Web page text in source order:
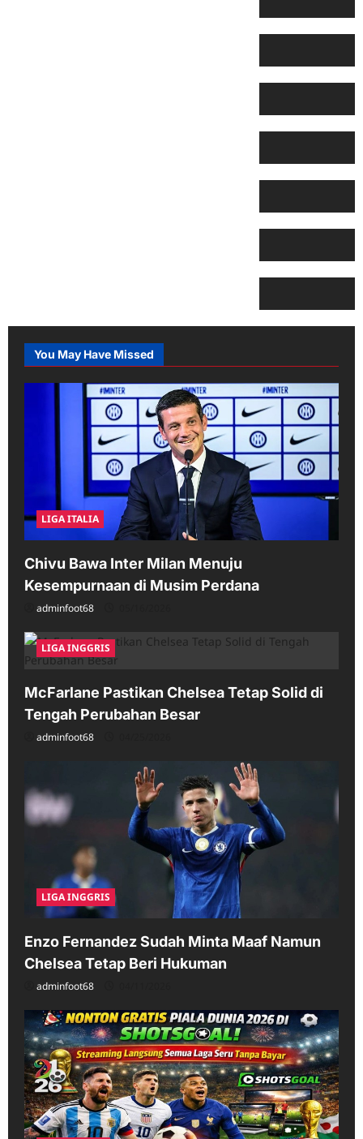
You May Have Missed
LIGA ITALIA
Chivu Bawa Inter Milan Menuju
Kesempurnaan di Musim Perdana
adminfoot68
LIGA INGGRIS
McFarlane Pastikan Chelsea Tetap Solid di
Tengah Perubahan Besar
adminfoot68
LIGA INGGRIS
Enzo Fernandez Sudah Minta Maaf Namun
Chelsea Tetap Beri Hukuman
adminfoot68